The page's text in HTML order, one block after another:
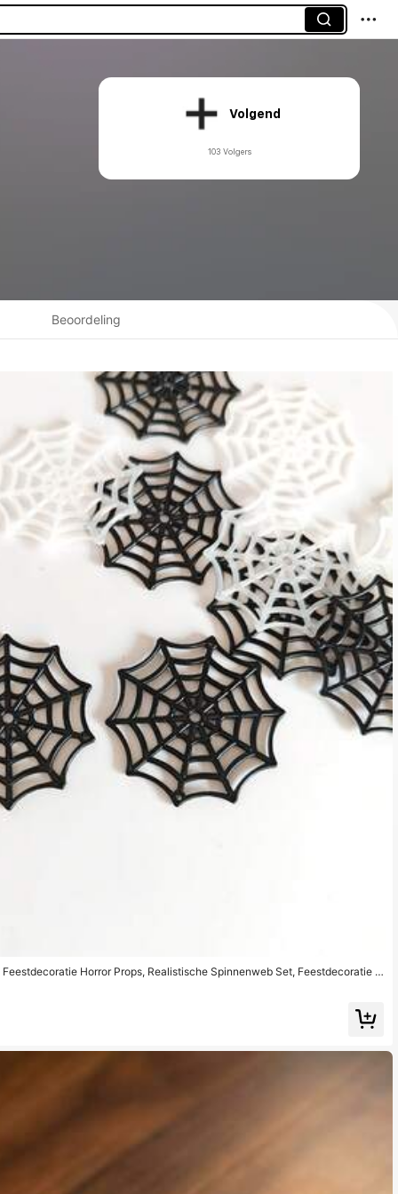
Volgend
103 Volgers
Beoordeling
Horror Props, Realistische Spinnenweb Set, Feestdecoratie H